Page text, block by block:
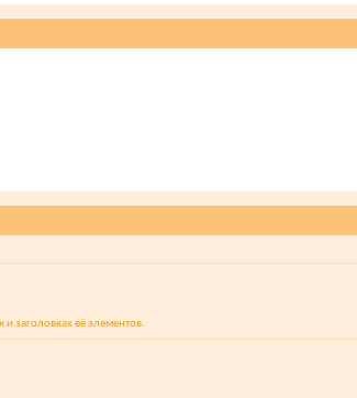
и заголовках её элементов.